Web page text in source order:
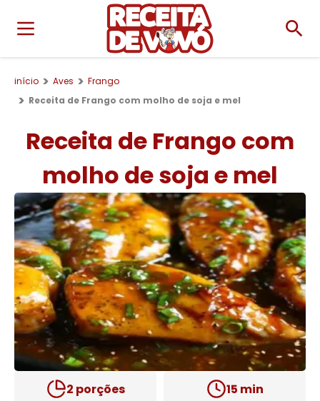
início Aves
Frango
Receita de Frango com molho de soja e mel
Receita de Frango com
molho de soja e mel
2 porções 15 min